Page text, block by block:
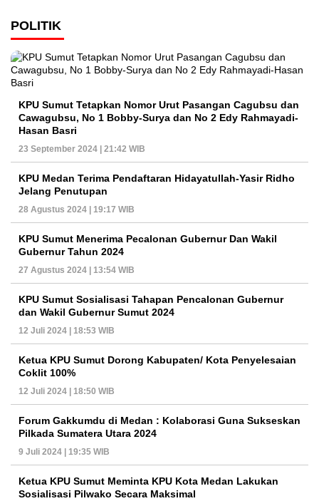
POLITIK
KPU Sumut Tetapkan Nomor Urut Pasangan Cagubsu dan
Cawagubsu, No 1 Bobby-Surya dan No 2 Edy Rahmayadi-
Hasan Basri
23 September 2024 | 21:42 WIB
KPU Medan Terima Pendaftaran Hidayatullah-Yasir Ridho
Jelang Penutupan
28 Agustus 2024 | 19:17 WIB
KPU Sumut Menerima Pecalonan Gubernur Dan Wakil
Gubernur Tahun 2024
27 Agustus 2024 | 13:54 WIB
KPU Sumut Sosialisasi Tahapan Pencalonan Gubernur
dan Wakil Gubernur Sumut 2024
12 Juli 2024 | 18:53 WIB
Ketua KPU Sumut Dorong Kabupaten/ Kota Penyelesaian
Coklit 100%
12 Juli 2024 | 18:50 WIB
Forum Gakkumdu di Medan : Kolaborasi Guna Sukseskan
Pilkada Sumatera Utara 2024
9 Juli 2024 | 19:35 WIB
Ketua KPU Sumut Meminta KPU Kota Medan Lakukan
Sosialisasi Pilwako Secara Maksimal